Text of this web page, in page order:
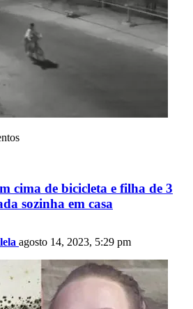
cima de bicicleta e filha de 3
sozinha em casa
agosto 14, 2023, 5:29 pm